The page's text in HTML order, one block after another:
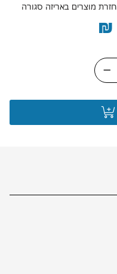
מוצרים באריזה סגורה
₪